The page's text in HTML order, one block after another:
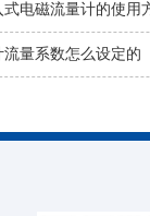
式电磁流量计的使用
量系数怎么设定的